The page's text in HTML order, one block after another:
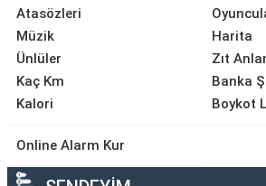
Atasözleri
Müzik
Ünlüler
Kaç Km
Kalori
Harita
Zıt
Banka
Boykot
Online Alarm Kur